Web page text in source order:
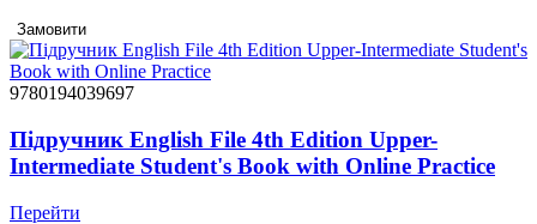
Замовити
9780194039697
Підручник English File 4th Edition Upper-
Intermediate Student's Book with Online Practice
Перейти